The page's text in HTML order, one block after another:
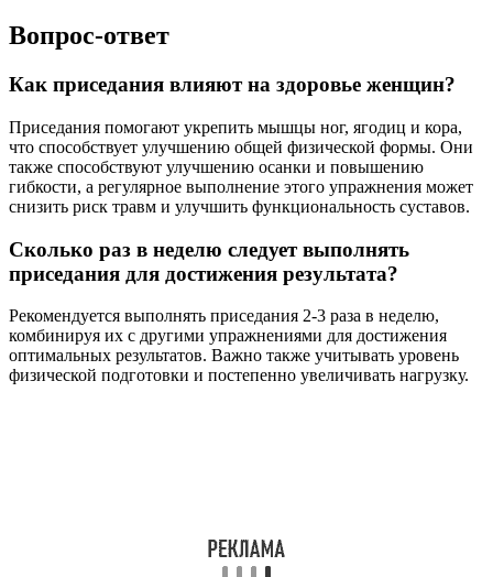
Вопрос-ответ
Как приседания влияют на здоровье женщин?
Приседания помогают укрепить мышцы ног, ягодиц и кора,
что способствует улучшению общей физической формы. Они
также способствуют улучшению осанки и повышению
гибкости, а регулярное выполнение этого упражнения может
снизить риск травм и улучшить функциональность суставов.
Сколько раз в неделю следует выполнять
приседания для достижения результата?
Рекомендуется выполнять приседания 2-3 раза в неделю,
комбинируя их с другими упражнениями для достижения
оптимальных результатов. Важно также учитывать уровень
физической подготовки и постепенно увеличивать нагрузку.